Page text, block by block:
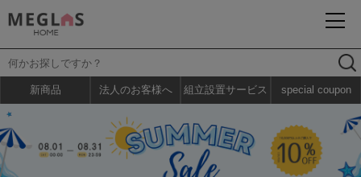
新商品 法人のお客様へ 組立設置サービス special coupon